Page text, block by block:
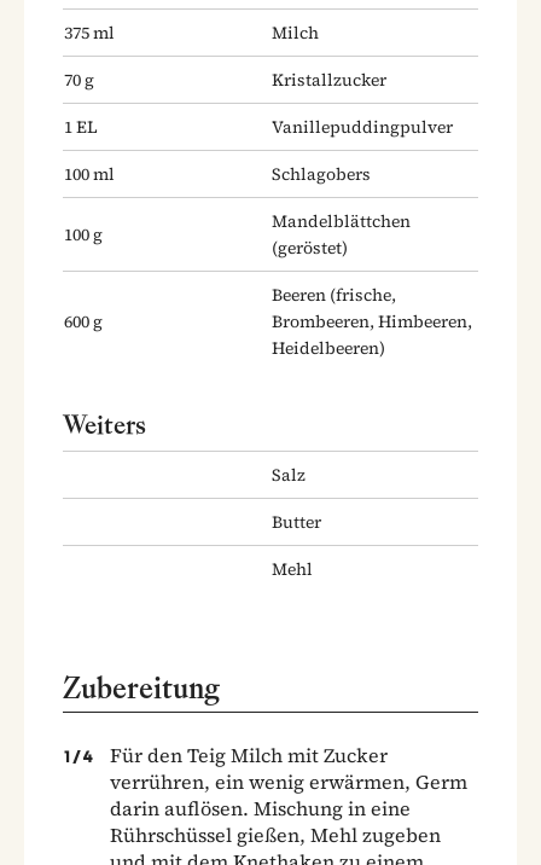
375ml
Milch
70g
Kristallzucker
1EL
Vanillepuddingpulver
100ml Schlagobers
100g
Mandelblättchen
(geröstet)
600g
Beeren (frische,
Brombeeren, Himbeeren,
Heidelbeeren)
Weiters
Salz
Butter
Mehl
Zubereitung
1 /4
Für den Teig Milch mit Zucker
verrühren, ein wenig erwärmen, Germ
darin auflösen. Mischung in eine
Rührschüssel gießen, Mehl zugeben